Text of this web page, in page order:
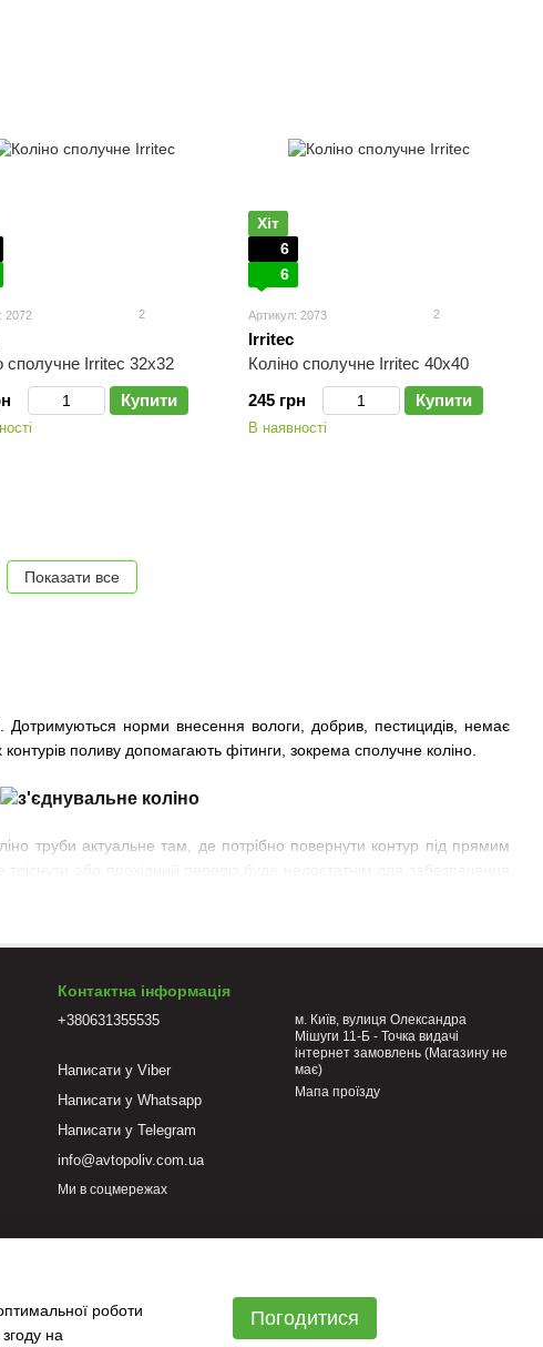
Дотримуються норми внесення вологи, добрив, пестицидів, немає
поливу допомагають фітинги, зокрема сполучне коліно.
труби актуальне там, де потрібно повернути контур під прямим
зафіксувати у затискачах;
за будь-яких кліматичних умов (до +8°С).
контуру на 90°. Актуально під час монтажу насосних станцій,
для подачі питної, технічної води, робочого складу під високим
матеріалу виготовлення – пластику. Він піддається корозії, не
це гарантує надійне коліно. Компресійні з'єднувачі складаються
2072 2
сполучне Irritec 32х32
Купити
Хіт
6
6
Артикул: 2073 2
Irritec
Коліно сполучне Irritec 40х40
245 грн
Купити
В наявності
Показати все
Контактна інформація
+380631355535
Написати у Viber
Написати у Whatsapp
Написати у Telegram
info@avtopoliv.com.ua
м. Київ, вулиця Олександра
Мішуги 11-Б - Точка видачі
інтернет замовлень (Магазину не
має)
Мапа проїзду
Ми в соцмережах
роботи
на
Погодитися